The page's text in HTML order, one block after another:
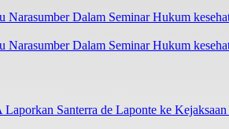
Dalam Seminar Hukum
Santerra de Laponte ke